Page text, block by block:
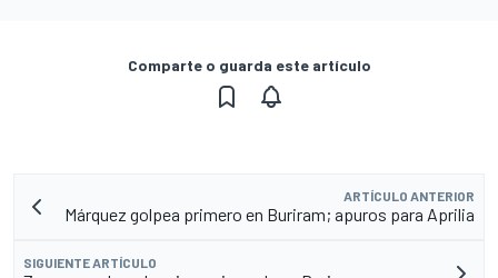
Comparte o guarda este artículo
ARTÍCULO ANTERIOR
Márquez golpea primero en Buriram; apuros para Aprilia
SIGUIENTE ARTÍCULO